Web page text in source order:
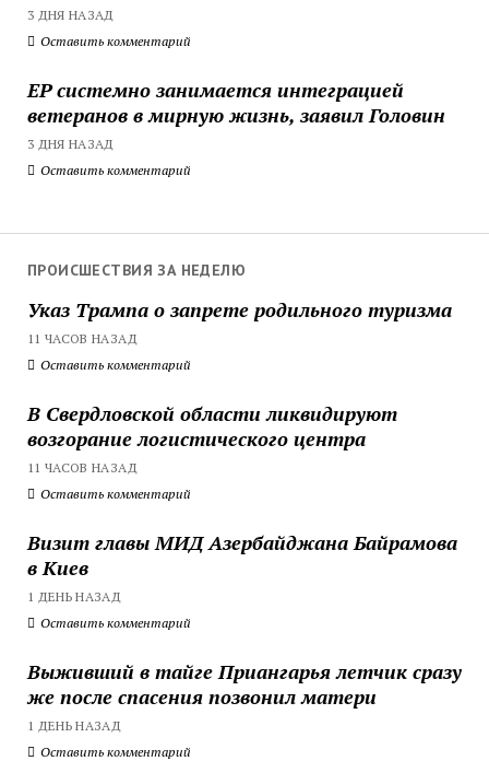
3 ДНЯ НАЗАД
Оставить комментарий
ЕР системно занимается интеграцией
ветеранов в мирную жизнь, заявил Головин
3 ДНЯ НАЗАД
Оставить комментарий
ПРОИСШЕСТВИЯ ЗА НЕДЕЛЮ
Указ Трампа о запрете родильного туризма
11 ЧАСОВ НАЗАД
Оставить комментарий
В Свердловской области ликвидируют
возгорание логистического центра
11 ЧАСОВ НАЗАД
Оставить комментарий
Визит главы МИД Азербайджана Байрамова
в Киев
1 ДЕНЬ НАЗАД
Оставить комментарий
Выживший в тайге Приангарья летчик сразу
же после спасения позвонил матери
1 ДЕНЬ НАЗАД
Оставить комментарий